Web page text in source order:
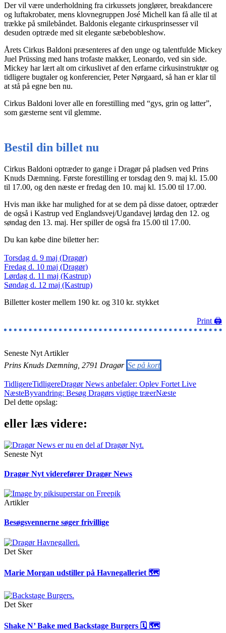
Der vil være underholdning fra cirkussets jonglører, breakdancere
og luftakrobater, mens klovnegruppen José Michell kan få alle til at
trække på smilebåndet. Baldonis elegante cirkusprinsesser vil
desuden optræde med sit elegante sæbebobleshow.
Årets Cirkus Baldoni præsenteres af den unge og talentfulde Mickey
Juel Prüssing med hans trofaste makker, Leonardo, ved sin side.
Mickey har lært alt om cirkuslivet af den erfarne cirkusinstruktør og
tidligere bugtaler og konferencier, Peter Nørgaard, så han er klar til
at stå på egne ben nu.
Cirkus Baldoni lover alle en forestilling med “gys, grin og latter”,
som gæsterne sent vil glemme.
Bestil din billet nu
Cirkus Baldoni optræder to gange i Dragør på pladsen ved Prins
Knuds Dæmning. Første forestilling er torsdag den 9. maj kl. 15.00
til 17.00, og den næste er fredag den 10. maj kl. 15.00 til 17.00.
Hvis man ikke har mulighed for at se dem på disse datoer, optræder
de også i Kastrup ved Englandsvej/Ugandavej lørdag den 12. og
søndag den 13. maj. Her spiller de også fra 15.00 til 17.00.
Du kan købe dine biletter her:
Torsdag d. 9 maj (Dragør)
Fredag d. 10 maj (Dragør)
Lørdag d. 11 maj (Kastrup)
Søndag d. 12 maj (Kastrup)
Billetter koster mellem 190 kr. og 310 kr. stykket
Print 🖨
Seneste Nyt Artikler
Prins Knuds Dæmning, 2791 Dragør Se på kort
TidligereTidligereDragør News anbefaler: Oplev Fortet Live
NæsteByvandring: Besøg Dragørs vigtige træerNæste
Del dette opslag:
eller læs videre:
Seneste Nyt
Dragør Nyt viderefører Dragør News
Artikler
Besøgsvennerne søger frivillige
Det Sker
Marie Morgan udstiller på Havnegalleriet 🗺
Det Sker
Shake N’ Bake med Backstage Burgers 🗓 🗺